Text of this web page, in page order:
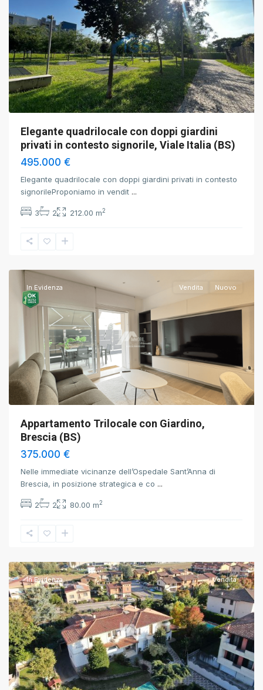
Elegante quadrilocale con doppi giardini
privati in contesto signorile, Viale Italia (BS)
495.000 €
Elegante quadrilocale con doppi giardini privati in contesto
signorileProponiamo in vendit ...
3 2 212.00 m2
Brescia,
In Evidenza Vendita Nuovo
Appartamento Trilocale con Giardino,
Brescia (BS)
375.000 €
Nelle immediate vicinanze dell’Ospedale Sant’Anna di
Brescia, in posizione strategica e co ...
2 2 80.00 m2
Casaglia
In Evidenza Vendita